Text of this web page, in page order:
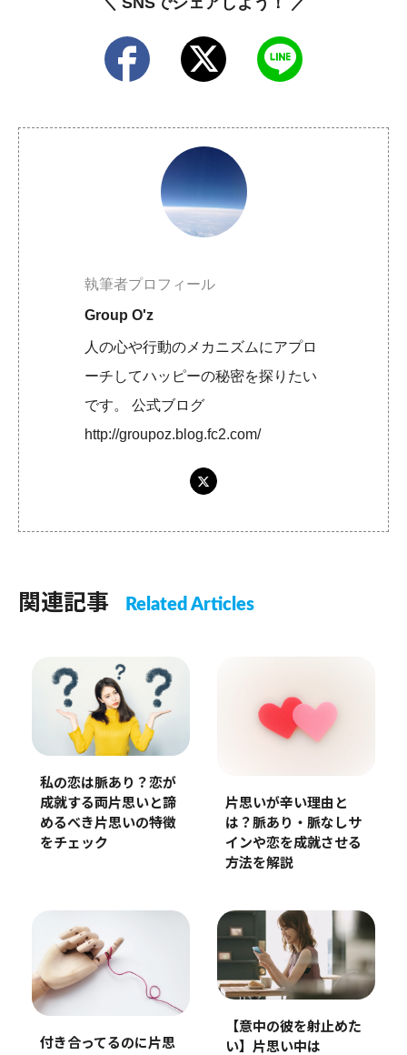
執筆者プロフィール
Group O'z
人の心や行動のメカニズムにアプロ
ーチしてハッピーの秘密を探りたい
です。 公式ブログ
http://groupoz.blog.fc2.com/
関連記事 Related Articles
私の恋は脈あり？恋が
成就する両片思いと諦
めるべき片思いの特徴
をチェック
片思いが辛い理由と
は？脈あり・脈なしサ
インや恋を成就させる
方法を解説
付き合ってるのに片思
【意中の彼を射止めた
い】片思い中は